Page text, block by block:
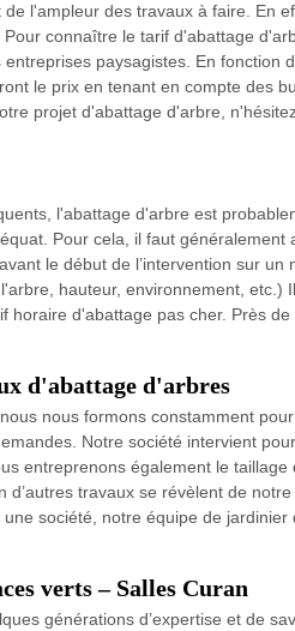
l'ampleur des travaux à faire. En
connaître le tarif d'abattage
paysagistes. En fonction
le prix en tenant en compte des
projet d'abattage d'arbre,
l'abattage d'arbre est
Pour cela, il faut généralement
le début de l’intervention sur un
hauteur, environnement, etc.)
d'abattage pas cher. Près de
d'abattage d'arbres
nous formons constamment
Notre société intervient
entreprenons également le taillage
travaux se révèlent de
société, notre équipe de jardinier
verts – Salles Curan
générations d’expertise et de